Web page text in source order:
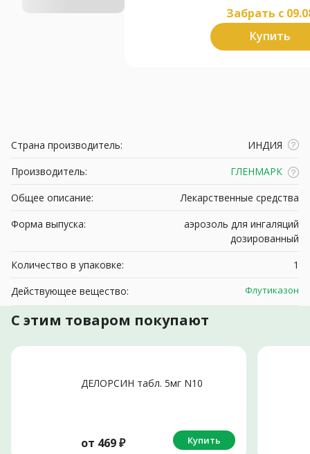
Забрать c
Купить
Страна производитель:
ИНДИЯ
Производитель:
ГЛЕНМАРК
Общее описание:
Лекарственные средства
Форма выпуска:
аэрозоль для ингаляций
дозированный
Количество в упаковке:
1
Действующее вещество:
Флутиказон
С этим товаром покупают
ДЕЛОРСИН табл. 5мг N10
от 469₽ Купить